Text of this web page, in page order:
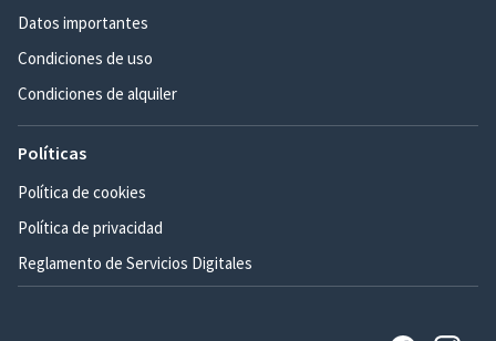
Datos importantes
Condiciones de uso
Condiciones de alquiler
Políticas
Política de cookies
Política de privacidad
Reglamento de Servicios Digitales